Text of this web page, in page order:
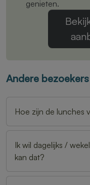
genieten.
Andere
Hoe zijn de lunches
Ik wil dagelijks /
kan dat?